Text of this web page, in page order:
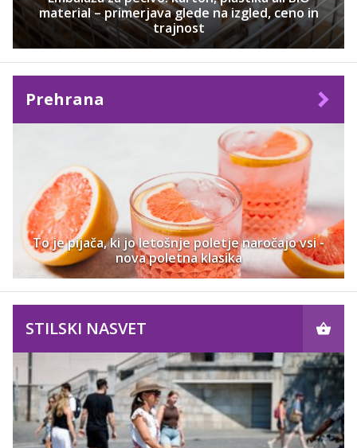
material – primerjava glede na izgled, ceno in
trajnost
Prehrana
To je pijača, ki jo letošnje poletje naročajo vsi -
nova poletna klasika
STILSKI NASVET